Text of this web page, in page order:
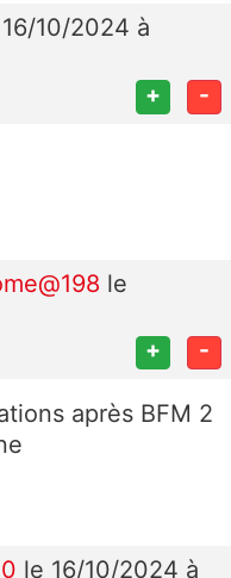
10/2024 à
+ -
le
+ -
après BFM 2
le 16/10/2024 à